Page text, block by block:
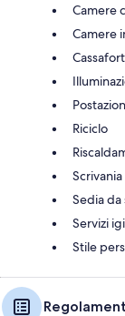
Camere
Camere
Riciclo
Scrivania
Sedia da
Servizi
Stile